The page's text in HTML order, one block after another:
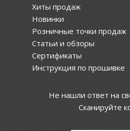
Хиты продаж
Новинки
Розничные точки продаж
Статьи и обзоры
Сертификаты
Инструкция по прошивке
Не нашли ответ на
Сканируйте